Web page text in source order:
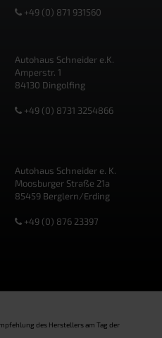
+49 (0) 871 931560
Autohaus Schneider e.K.
Amperstr. 1
84130 Dingolfing
+49 (0) 8731 3254866
Autohaus Schneider e. K.
Moosburger Straße 21a
85459 Berglern/Erding
+49 (0) 876 23397
des Herstellers am Tag der